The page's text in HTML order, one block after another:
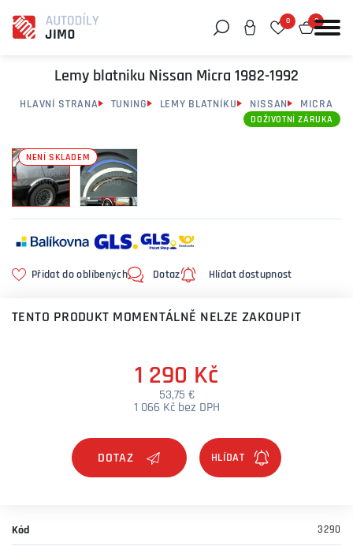
0 0
Lemy blatniku Nissan Micra 1982-1992
HLAVNÍ STRANA TUNING LEMY BLATNÍKU NISSAN MICRA
NENÍ SKLADEM
DOŽIVOTNÍ ZÁRUKA
Přidat do oblíbených Dotaz Hlídat dostupnost
TENTO PRODUKT MOMENTÁLNĚ NELZE ZAKOUPIT
1 290 Kč
53,75 €
1 066 Kč bez DPH
DOTAZ
Kód 3290
Můžeme vám pomoci něco najít?